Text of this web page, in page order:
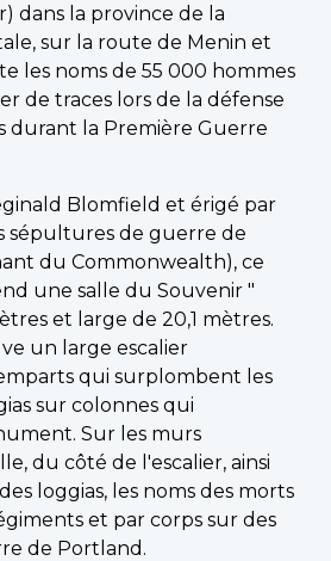
dans la province de la
sur la route de Menin et
les noms de 55 000 hommes
de traces lors de la défense
durant la Première Guerre
Blomfield et érigé par
sépultures de guerre de
du Commonwealth), ce
une salle du Souvenir "
et large de 20,1 mètres.
un large escalier
qui surplombent les
sur colonnes qui
Sur les murs
du côté de l'escalier, ainsi
loggias, les noms des morts
et par corps sur des
de Portland.